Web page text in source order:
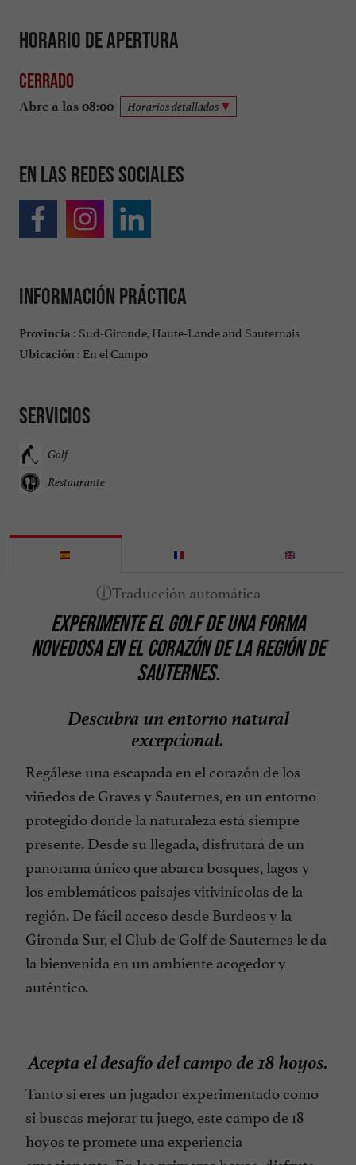
Horario de apertura
Cerrado
Abre a las 08:00 Horarios detallados
En las redes sociales
Información práctica
Provincia : Sud-Gironde, Haute-Lande and Sauternais
Ubicación : En el Campo
Servicios
Golf
Restaurante
EXPERIMENTE EL GOLF DE UNA FORMA
NOVEDOSA EN EL CORAZÓN DE LA REGIÓN DE
SAUTERNES.
Descubra un entorno natural
excepcional.
Regálese una escapada en el corazón de los
viñedos de Graves y Sauternes, en un entorno
protegido donde la naturaleza está siempre
presente. Desde su llegada, disfrutará de un
panorama único que abarca bosques, lagos y
los emblemáticos paisajes vitivinícolas de la
región. De fácil acceso desde Burdeos y la
Gironda Sur, el Club de Golf de Sauternes le da
la bienvenida en un ambiente acogedor y
auténtico.
Acepta el desafío del campo de 18 hoyos.
Tanto si eres un jugador experimentado como
si buscas mejorar tu juego, este campo de 18
hoyos te promete una experiencia